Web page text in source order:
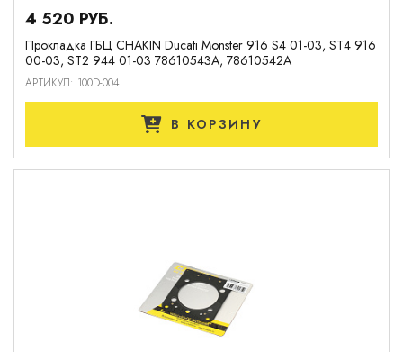
Прокладка ГБЦ CHAKIN Ducati Monster 916 S4 01-03, ST4 916
00-03, ST2 944 01-03 78610543A, 78610542A
АРТИКУЛ: 100D-004
4 520 РУБ.
В КОРЗИНУ